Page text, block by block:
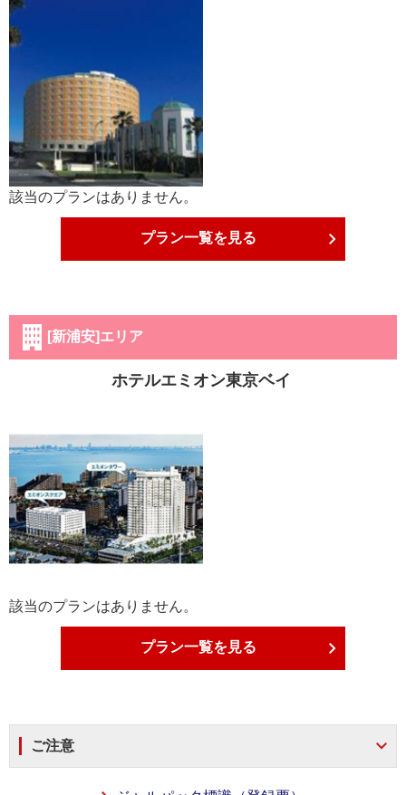
該当のプランはありません。
プラン一覧を見る
[新浦安]エリア
ホテルエミオン東京ベイ
該当のプランはありません。
プラン一覧を見る
ご注意